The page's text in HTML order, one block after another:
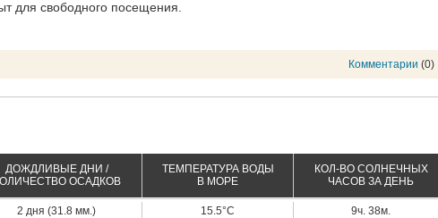
для свободного посещения.
Комментарии (0)
ДОЖДЛИВЫЕ ДНИ /
ОСАДКОВ
ТЕМПЕРАТУРА ВОДЫ
В МОРЕ
КОЛ-ВО СОЛНЕЧНЫХ
ЧАСОВ ЗА ДЕНЬ
2 дня (31.8 мм.) 15.5°C
9ч. 38м.